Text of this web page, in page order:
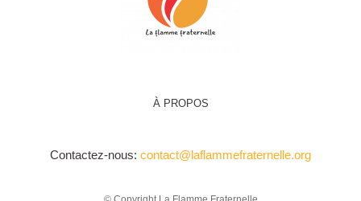
À PROPOS
Contactez-nous: contact@laflammefraternelle.org